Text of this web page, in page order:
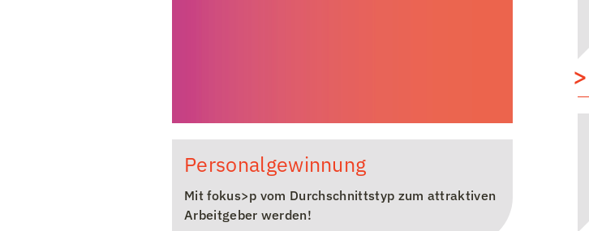
Personalgewinnung
Mit fokus>p vom Durchschnittstyp zum attraktiven
Arbeitgeber werden!